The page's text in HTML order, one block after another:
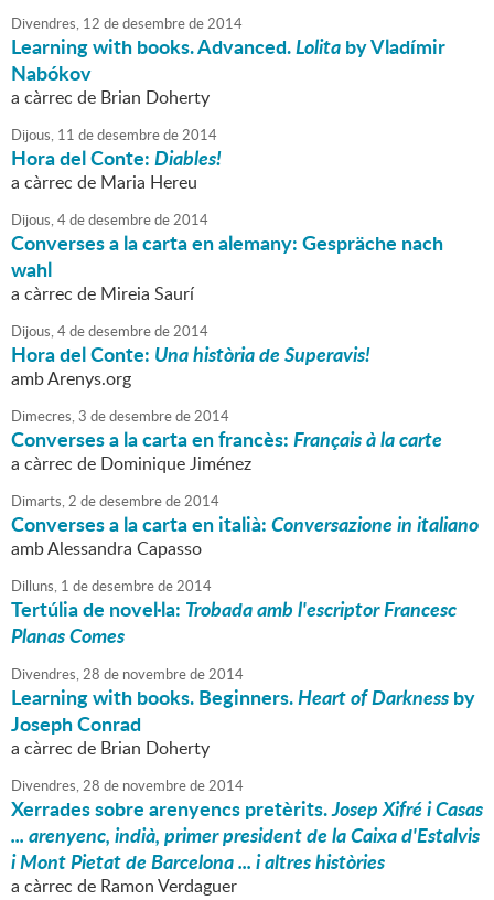
Divendres, 12 dedesembrede2014
Learning with books. Advanced.Lolitaby Vladímir
Nabókov
a càrrec de Brian Doherty
Dijous, 11 dedesembrede2014
Hora del Conte:Diables!
a càrrec de Maria Hereu
Dijous,4dedesembrede2014
Converses a la carta en alemany: Gespräche nach
wahl
a càrrec de Mireia Saurí
Dijous,4dedesembrede2014
Hora del Conte: Una història de Superavis!
amb Arenys.org
Dimecres,3 dedesembrede2014
Converses a la carta en francès:Français à la carte
a càrrec de Dominique Jiménez
Dimarts,2 dedesembrede2014
Converses a la carta en italià:Conversazione in italiano
amb Alessandra Capasso
Dilluns, 1 dedesembrede2014
Tertúlia de novel·la: Trobada amb l'escriptor Francesc
Planas Comes
Divendres,28 de novembrede2014
Learning with books. Beginners.Heart of Darknessby
Joseph Conrad
a càrrec de Brian Doherty
Divendres,28 de novembrede2014
Xerrades sobre arenyencs pretèrits.Josep Xifré i Casas
... arenyenc, indià, primer president de la Caixa d'Estalvis
i Mont Pietat de Barcelona ... i altres històries
a càrrec de Ramon Verdaguer